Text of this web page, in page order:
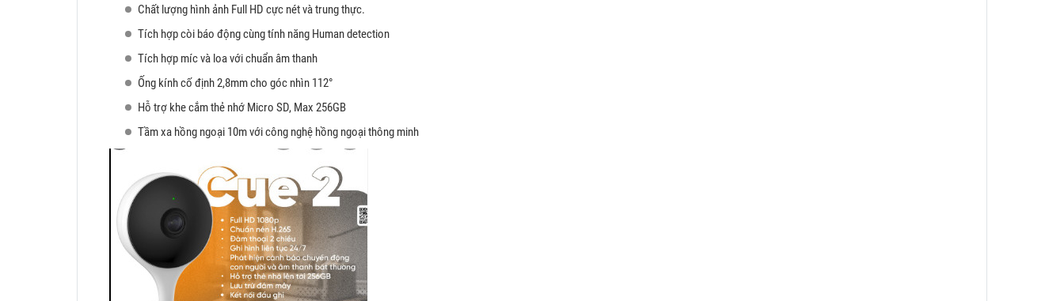
Chất lượng hình ảnh Full HD cực nét và trung thực.
Tích hợp còi báo động cùng tính năng Human detection
Tích hợp míc và loa với chuẩn âm thanh
Ống kính cố định 2,8mm cho góc nhìn 112°
Hỗ trợ khe cắm thẻ nhớ Micro SD, Max 256GB
Tầm xa hồng ngoại 10m với công nghệ hồng ngoại thông minh